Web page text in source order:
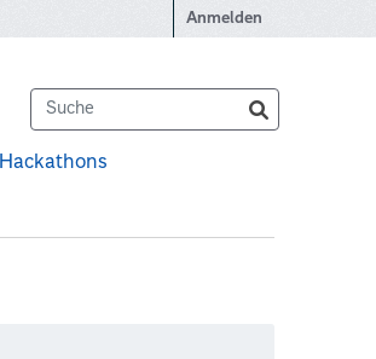
Anmelden
Hackathons